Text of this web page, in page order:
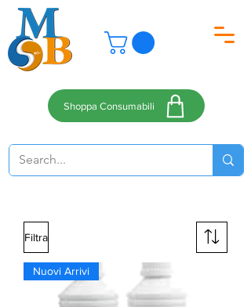
Shoppa Consumabili
Filtra
Nuovi Arrivi